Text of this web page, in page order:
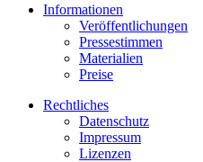
Informationen
Veröffentlichungen
Pressestimmen
Materialien
Preise
Rechtliches
Datenschutz
Impressum
Lizenzen